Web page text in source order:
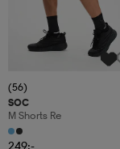
(56)
SOC
M Shorts Re
249:-